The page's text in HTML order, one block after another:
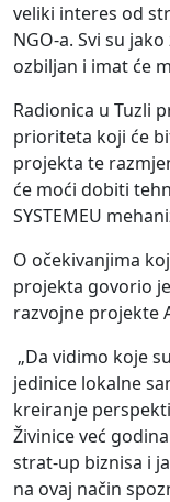
veliki interes od
NGO-a. Svi su
ozbiljan i imat će
Radionica u Tuzli
prioriteta koji će
projekta te
će moći dobiti
SYSTEMEU
O očekivanjima
projekta govorio
razvojne projekte
„Da vidimo koje
jedinice lokalne
kreiranje
Živinice već
strat-up biznisa i
na ovaj način